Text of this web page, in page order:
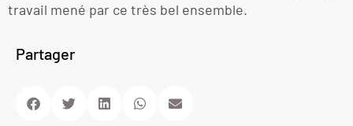
travail mené par ce très bel ensemble.
Partager